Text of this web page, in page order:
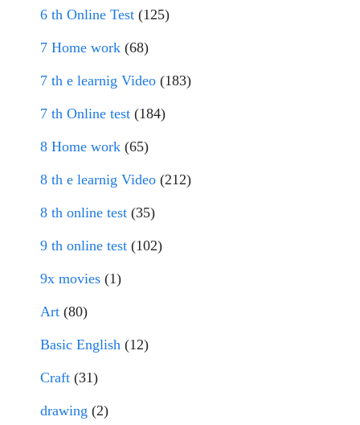
6 th Online Test (125)
7 Home work (68)
7 th e learnig Video (183)
7 th Online test (184)
8 Home work (65)
8 th e learnig Video (212)
8 th online test (35)
9 th online test (102)
9x movies (1)
Art (80)
Basic English (12)
Craft (31)
drawing (2)